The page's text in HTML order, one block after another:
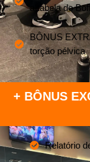
a tabela do
BÔNUS
torção pélvica
+ BÔNUS
Relatório